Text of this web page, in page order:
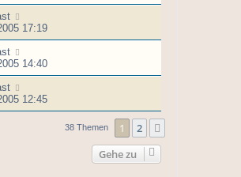
17:19
14:40
12:45
38 Themen 1 2
Gehe zu